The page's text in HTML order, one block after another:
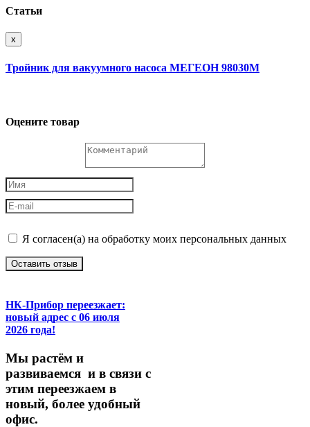
Статьи
x
Тройник для вакуумного насоса МЕГЕОН 98030М
Оцените товар
Я согласен(а) на обработку моих персональных данных
Оставить отзыв
НК-Прибор переезжает:
новый адрес с 06 июля
2026 года!
Мы растём и
развиваемся и в связи с
этим переезжаем в
новый, более удобный
офис.